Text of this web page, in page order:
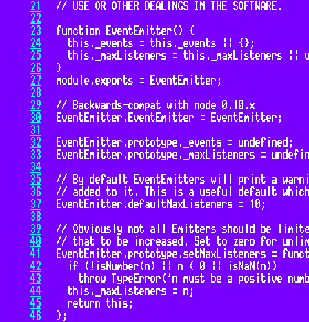
21
22
23
24
25
26
27
28
29
30
31
32
33
34
35
36
37
38
39
40
41
42
43
44
45
46